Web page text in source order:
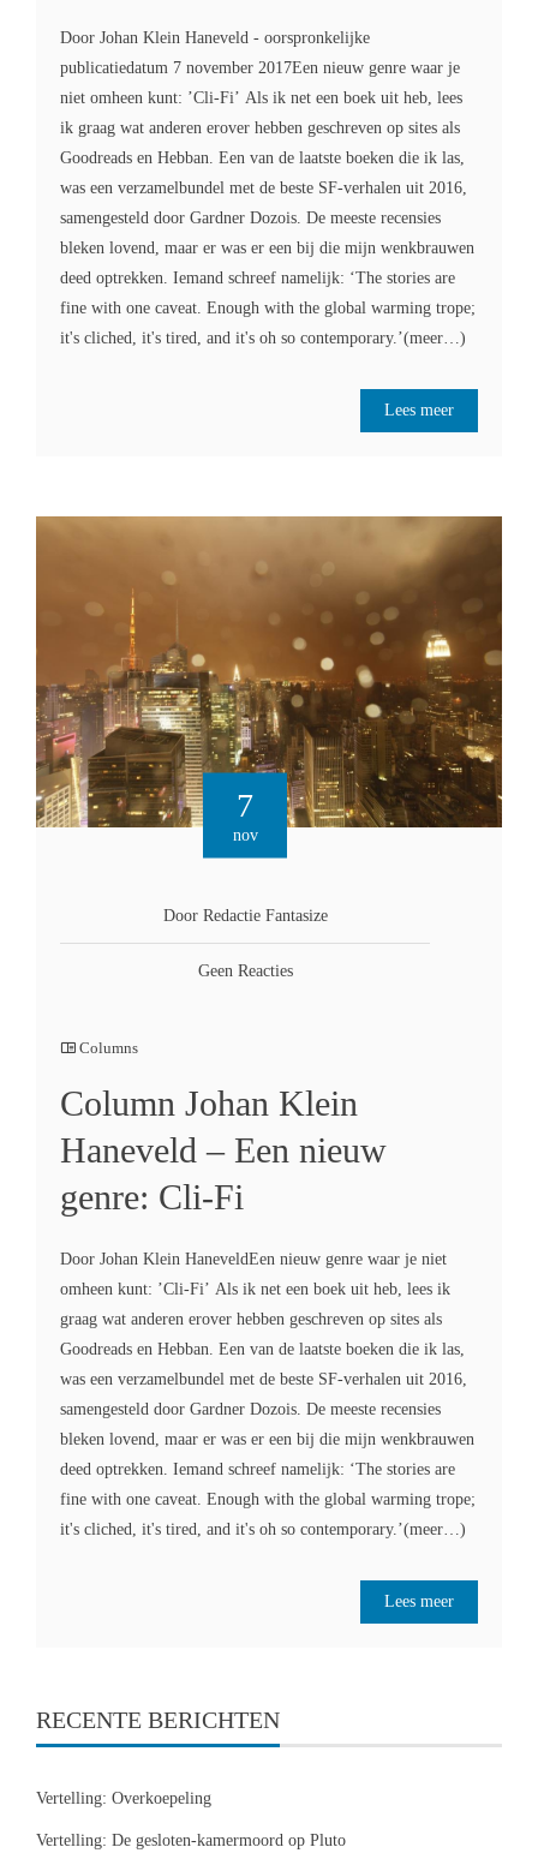
Door Johan Klein Haneveld - oorspronkelijke
publicatiedatum 7 november 2017Een nieuw genre waar je
niet omheen kunt: ’Cli-Fi’ Als ik net een boek uit heb, lees
ik graag wat anderen erover hebben geschreven op sites als
Goodreads en Hebban. Een van de laatste boeken die ik las,
was een verzamelbundel met de beste SF-verhalen uit 2016,
samengesteld door Gardner Dozois. De meeste recensies
bleken lovend, maar er was er een bij die mijn wenkbrauwen
deed optrekken. Iemand schreef namelijk: ‘The stories are
fine with one caveat. Enough with the global warming trope;
it's cliched, it's tired, and it's oh so contemporary.’(meer…)
Lees meer
7
nov
Door Redactie Fantasize
Geen Reacties
Columns
Column Johan Klein
Haneveld – Een nieuw
genre: Cli-Fi
Door Johan Klein HaneveldEen nieuw genre waar je niet
omheen kunt: ’Cli-Fi’ Als ik net een boek uit heb, lees ik
graag wat anderen erover hebben geschreven op sites als
Goodreads en Hebban. Een van de laatste boeken die ik las,
was een verzamelbundel met de beste SF-verhalen uit 2016,
samengesteld door Gardner Dozois. De meeste recensies
bleken lovend, maar er was er een bij die mijn wenkbrauwen
deed optrekken. Iemand schreef namelijk: ‘The stories are
fine with one caveat. Enough with the global warming trope;
it's cliched, it's tired, and it's oh so contemporary.’(meer…)
Lees meer
RECENTE BERICHTEN
Vertelling: Overkoepeling
Vertelling: De gesloten-kamermoord op Pluto